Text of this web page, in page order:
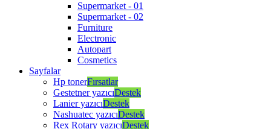
Supermarket - 01
Supermarket - 02
Furniture
Electronic
Autopart
Cosmetics
Sayfalar
Hp tonerFırsatlar
Gestetner yazıcıDestek
Lanier yazıcıDestek
Nashuatec yazıcıDestek
Rex Rotary yazıcıDestek